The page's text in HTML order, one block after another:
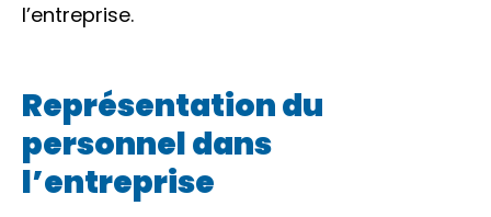
l’entreprise.
Représentation du
personnel dans
l’entreprise